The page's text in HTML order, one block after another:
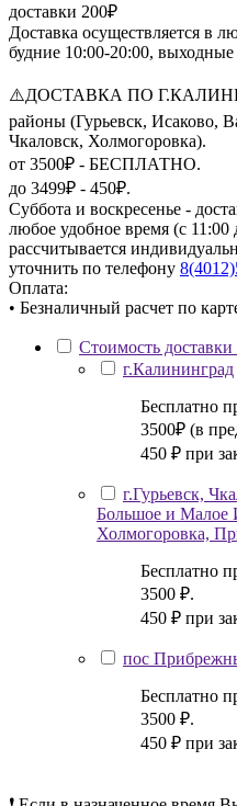
доставки 200₽
Доставка осуществляется в
будние 10:00-20:00, выходные
⚠️ДОСТАВКА ПО
районы (Гурьевск, Исаково,
Чкаловск, Холмогоровка).
от 3500₽ - БЕСПЛАТНО.
до 3499₽ - 450₽.
Суббота и воскресенье -
любое удобное время (с 11:00
рассчитывается
уточнить по телефону
Оплата:
• Безналичный расчет по
Стоимость доставки
г.Калининград
Бесплатно
3500₽ (в
450 ₽ при
г.Гурьевск,
Большое и Малое
Холмогоровка,
Бесплатно
3500 ₽.
450 ₽ при
пос
Бесплатно
3500 ₽.
450 ₽ при